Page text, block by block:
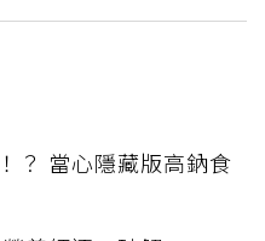
？ 當心隱藏版高鈉食